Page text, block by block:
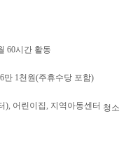
60시간 활동
만 1천원(주휴수당 포함)
), 어린이집, 지역아동센터 청소